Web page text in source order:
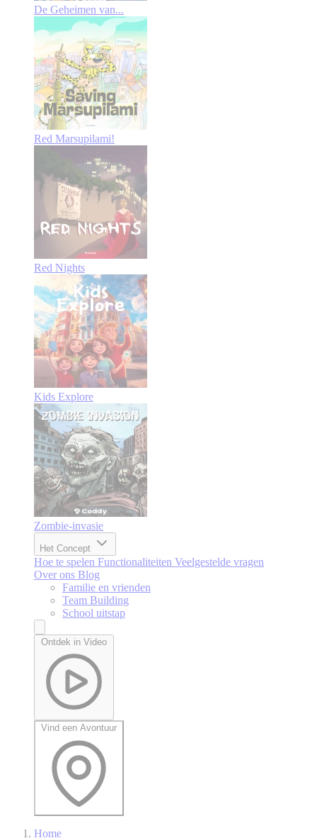
De Geheimen van...
Red Marsupilami!
Red Nights
Kids Explore
Zombie-invasie
Het Concept
Hoe te spelen Functionaliteiten Veelgestelde vragen
Over ons Blog
Familie en vrienden
Team Building
School uitstap
Ontdek in Video
Vind een Avontuur
Home